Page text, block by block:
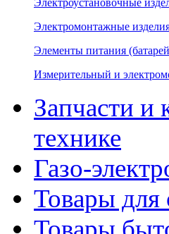
Электроустановочные
Электромонтажные
Элементы питания
Измерительный и
Запчасти
технике
Газо-
Товары для